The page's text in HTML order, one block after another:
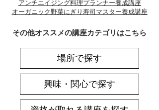
アンチエイジング料理プランナー養成講座
オーガニック野菜にぎり寿司マスター養成講座
​その他オススメの講座カテゴリはこちら
場所で探す
興味・関心で探す